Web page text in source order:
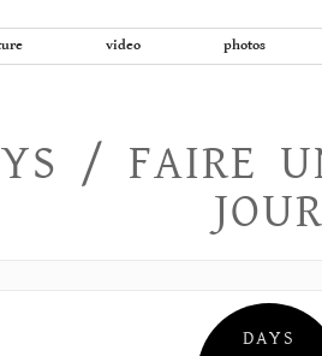
video photos
/ FAIRE
JOUR
DAYS